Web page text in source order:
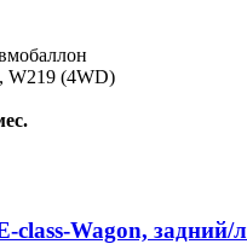
W219 (4WD)
class-Wagon, задний/